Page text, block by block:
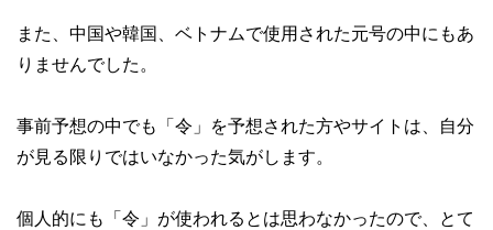
また、中国や韓国、ベトナムで使用された元号の中にもあ
りませんでした。
事前予想の中でも「令」を予想された方やサイトは、自分
が見る限りではいなかった気がします。
個人的にも「令」が使われるとは思わなかったので、とて